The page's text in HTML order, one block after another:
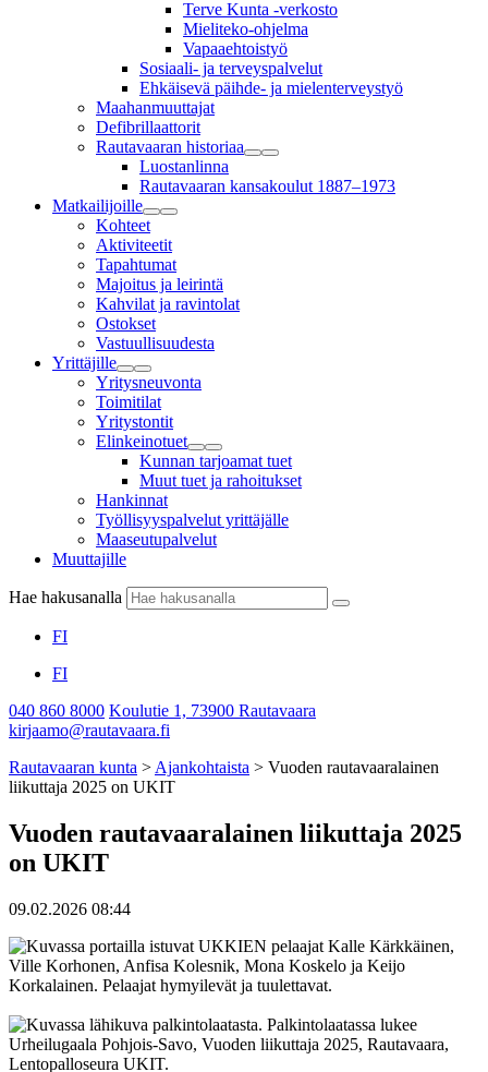
Terve Kunta -verkosto
Mieliteko-ohjelma
Vapaaehtoistyö
Sosiaali- ja terveyspalvelut
Ehkäisevä päihde- ja mielenterveystyö
Maahanmuuttajat
Defibrillaattorit
Rautavaaran historiaa
Luostanlinna
Rautavaaran kansakoulut 1887–1973
Matkailijoille
Kohteet
Aktiviteetit
Tapahtumat
Majoitus ja leirintä
Kahvilat ja ravintolat
Ostokset
Vastuullisuudesta
Yrittäjille
Yritysneuvonta
Toimitilat
Yritystontit
Elinkeinotuet
Kunnan tarjoamat tuet
Muut tuet ja rahoitukset
Hankinnat
Työllisyyspalvelut yrittäjälle
Maaseutupalvelut
Muuttajille
Hae hakusanalla
FI
FI
040 860 8000 Koulutie 1, 73900 Rautavaara
kirjaamo@rautavaara.fi
Rautavaaran kunta > Ajankohtaista > Vuoden rautavaaralainen
liikuttaja 2025 on UKIT
Vuoden rautavaaralainen liikuttaja 2025
on UKIT
09.02.2026 08:44